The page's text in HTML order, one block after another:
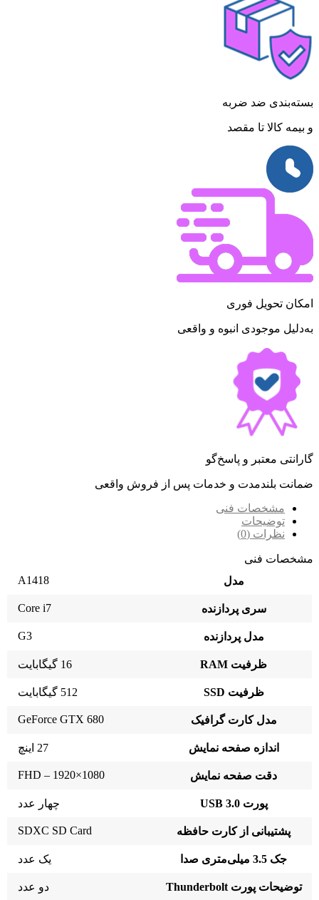
بسته‌بندی ضد ضربه
و بیمه کالا تا مقصد
امکان تحویل فوری
به‌دلیل موجودی انبوه و واقعی
گارانتی معتبر و پاسخ‌گو
ضمانت بلندمدت و خدمات پس از فروش واقعی
مشخصات فنی
توضیحات
نظرات (0)
مشخصات فنی
مدل
A1418
سری پردازنده Core i7
مدل پردازنده G3
ظرفیت RAM 16 گیگابایت
ظرفیت SSD 512 گیگابایت
مدل کارت گرافیک GeForce GTX 680
اندازه صفحه نمایش 27 اینچ
دقت صفحه نمایش 1080×1920 – FHD
پورت USB 3.0 چهار عدد
پشتیبانی از کارت حافظه SDXC SD Card
جک 3.5 میلی‌متری صدا یک عدد
توضیحات پورت Thunderbolt دو عدد